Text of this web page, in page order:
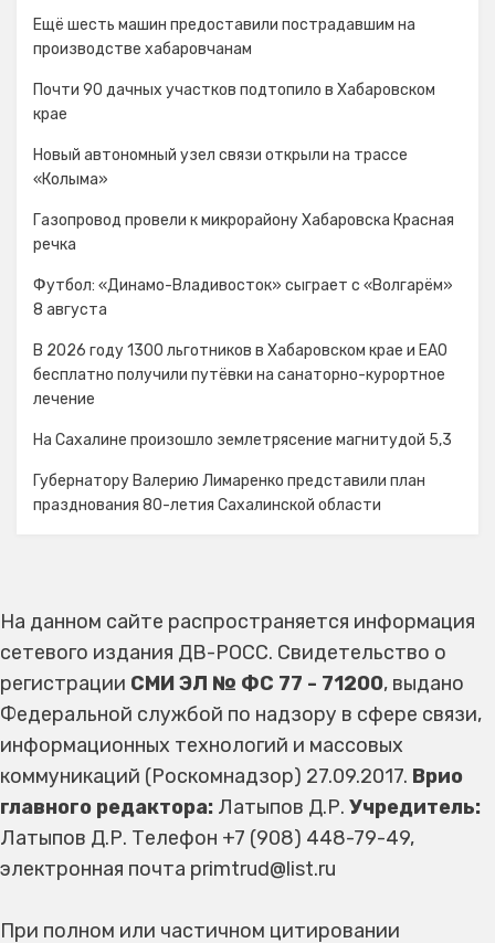
Ещё шесть машин предоставили пострадавшим на
производстве хабаровчанам
Почти 90 дачных участков подтопило в Хабаровском
крае
Новый автономный узел связи открыли на трассе
«Колыма»
Газопровод провели к микрорайону Хабаровска Красная
речка
Футбол: «Динамо-Владивосток» сыграет с «Волгарём»
8 августа
В 2026 году 1300 льготников в Хабаровском крае и ЕАО
бесплатно получили путёвки на санаторно-курортное
лечение
На Сахалине произошло землетрясение магнитудой 5,3
Губернатору Валерию Лимаренко представили план
празднования 80-летия Сахалинской области
На данном сайте распространяется информация
сетевого издания ДВ-РОСС. Свидетельство о
регистрации СМИ ЭЛ № ФС 77 - 71200, выдано
Федеральной службой по надзору в сфере связи,
информационных технологий и массовых
коммуникаций (Роскомнадзор) 27.09.2017. Врио
главного редактора: Латыпов Д.Р. Учредитель:
Латыпов Д.Р. Телефон +7 (908) 448-79-49,
электронная почта primtrud@list.ru
При полном или частичном цитировании